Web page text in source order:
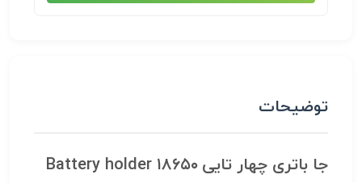
توضیحات
جا باتری چهار تایی ۱۸۶۵۰ Battery holder